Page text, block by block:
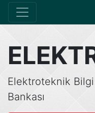
Elektroteknik Bilgi
Bankası